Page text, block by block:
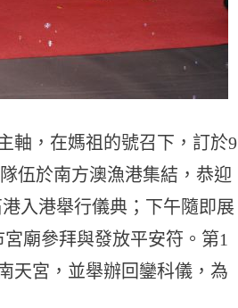
軸，在媽祖的號召下，訂於9
伍於南方澳漁港集結，恭迎
入港舉行儀典；下午隨即展
廟參拜與發放平安符。第1
天宮，並舉辦回鑾科儀，為